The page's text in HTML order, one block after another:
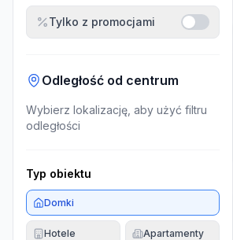
Tylko z promocjami
Odległość od centrum
Wybierz lokalizację, aby użyć filtru
odległości
Typ obiektu
Domki
Hotele Apartamenty